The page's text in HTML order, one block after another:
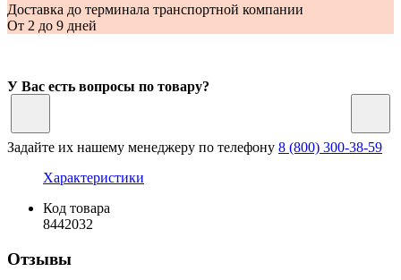
Доставка до терминала транспортной компании
От 2 до 9 дней
У Вас есть вопросы по товару?
Задайте их нашему менеджеру по телефону 8 (800) 300-38-59
Характеристики
Код товара
8442032
Отзывы